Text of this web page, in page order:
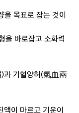
목표로 잡는 것이
을 바로잡고 소화력
과 기혈양허(氣血兩
이 마르고 기운이